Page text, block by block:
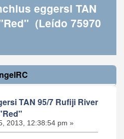
eggersi TAN
(Leído 75970
TAN 95/7 Rufiji River
2013, 12:38:54 pm »